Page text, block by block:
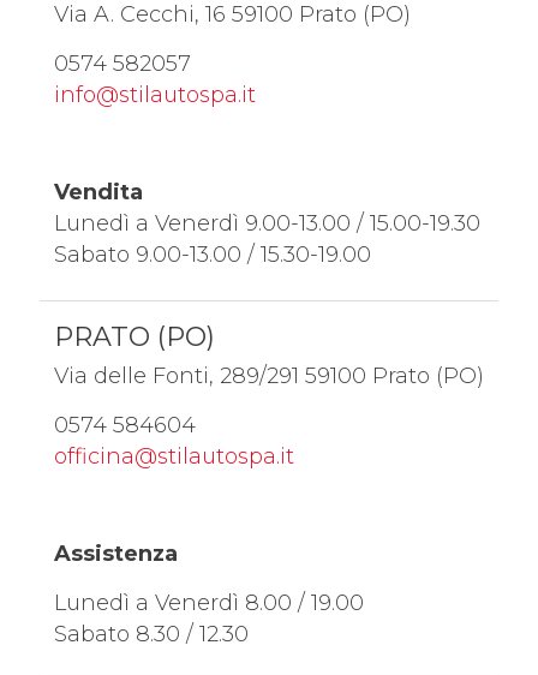
Via A. Cecchi, 16 59100 Prato (PO)
0574 582057
info@stilautospa.it
Vendita
Lunedì a Venerdì 9.00-13.00 / 15.00-19.30
Sabato 9.00-13.00 / 15.30-19.00
PRATO (PO)
Via delle Fonti, 289/291 59100 Prato (PO)
0574 584604
officina@stilautospa.it
Assistenza
Lunedì a Venerdì 8.00 / 19.00
Sabato 8.30 / 12.30